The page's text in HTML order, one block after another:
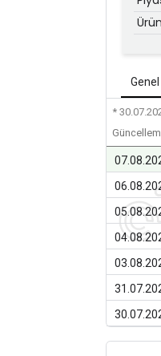
Ürün
Genel
*